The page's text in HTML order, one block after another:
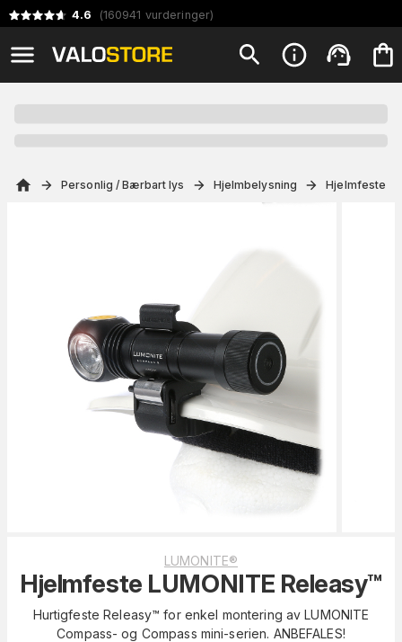
4.6 (160941 vurderinger)
Personlig / Bærbart lys Hjelmbelysning Hjelmfeste
LUMONITE®
Hjelmfeste LUMONITE Releasy™
Hurtigfeste Releasy™ for enkel montering av LUMONITE
Compass- og Compass mini-serien. ANBEFALES!